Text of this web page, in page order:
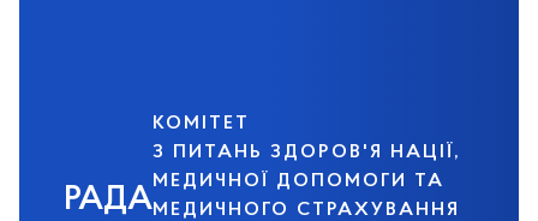
РАДА
КОМІТЕТ
З ПИТАНЬ ЗДОРОВ'Я НАЦІЇ,
МЕДИЧНОЇ ДОПОМОГИ ТА
МЕДИЧНОГО СТРАХУВАННЯ